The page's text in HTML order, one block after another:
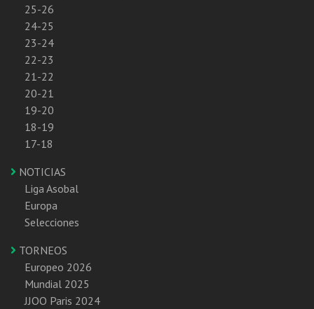
25-26
24-25
23-24
22-23
21-22
20-21
19-20
18-19
17-18
NOTICIAS
Liga Asobal
Europa
Selecciones
TORNEOS
Europeo 2026
Mundial 2025
JJOO Paris 2024